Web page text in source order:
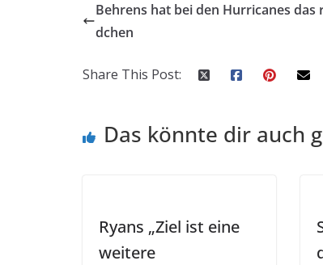
Behrens hat bei den Hurricanes das
dchen
Share This Post:
Das könnte dir auch
Ryans „Ziel ist eine
weitere